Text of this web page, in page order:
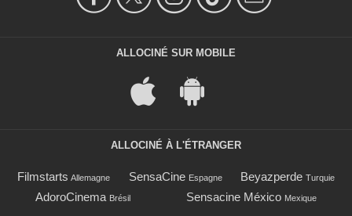
ALLOCINÉ SUR MOBILE
ALLOCINÉ À L'ÉTRANGER
Filmstarts Allemagne SensaCine Espagne Beyazperde Turquie
AdoroCinema Brésil Sensacine México Mexique